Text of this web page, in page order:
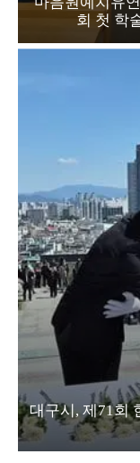
회 첫 학
대구시, 제71회